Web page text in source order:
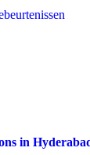
in